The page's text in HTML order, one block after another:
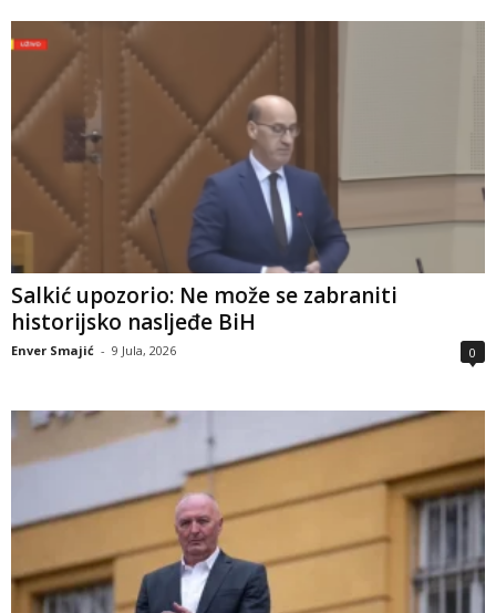
Salkić upozorio: Ne može se zabraniti
historijsko nasljeđe BiH
Enver Smajić - 9 Jula, 2026 0